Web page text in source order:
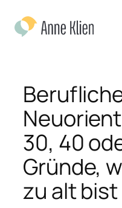
Inhalt
springen
30, 40
Gründe,
zu alt bist